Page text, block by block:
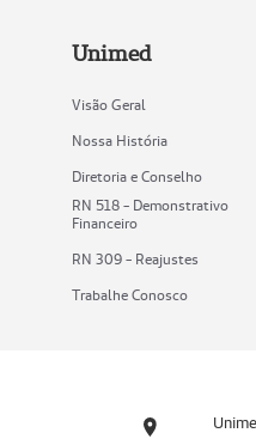
Unimed
Visão Geral
Nossa História
Diretoria e Conselho
RN 518 - Demonstrativo
Financeiro
RN 309 - Reajustes
Trabalhe Conosco